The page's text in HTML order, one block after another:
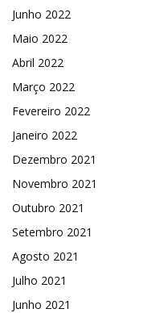
Junho 2022
Maio 2022
Abril 2022
Março 2022
Fevereiro 2022
Janeiro 2022
Dezembro 2021
Novembro 2021
Outubro 2021
Setembro 2021
Agosto 2021
Julho 2021
Junho 2021